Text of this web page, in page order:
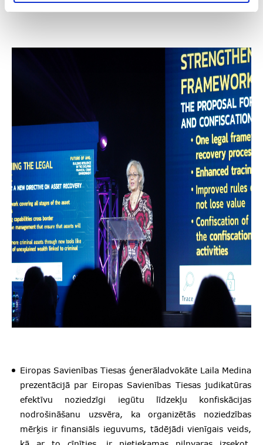
Eiropas Parlamentā.
Eiropas Savienības Tiesas ģenerāladvokāte Laila Medina
prezentācijā par Eiropas Savienības Tiesas judikatūras
efektīvu noziedzīgi iegūtu līdzekļu konfiskācijas
nodrošināšanu uzsvēra, ka organizētās noziedzības
mērķis ir finansiāls ieguvums, tādējādi vienīgais veids,